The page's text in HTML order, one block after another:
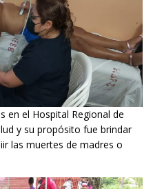
en el Hospital Regional de
y su propósito fue brindar
las muertes de madres o